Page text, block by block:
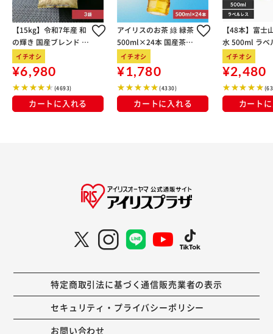
【15kg】令和7年産 和
の輝き 国産ブレンド 5
kg×3袋
イチオシ
¥6,980
(4693)
カートに入れる
アイリスのお茶 綠 緑茶
500ml×24本 国産茶葉
100％使用
イチオシ
¥1,780
(4330)
カートに入れる
【48本】富士
水 500ml ラベ
イチオシ
¥2,480
カート
特定商取引法に基づく通信販売業者の表示
セキュリティ・プライバシーポリシー
お問い合わせ